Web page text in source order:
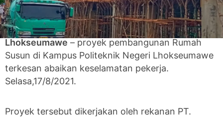
Lhokseumawe – proyek pembangunan Rumah
Susun di Kampus Politeknik Negeri Lhokseumawe
terkesan abaikan keselamatan pekerja.
Selasa,17/8/2021.
Proyek tersebut dikerjakan oleh rekanan PT.